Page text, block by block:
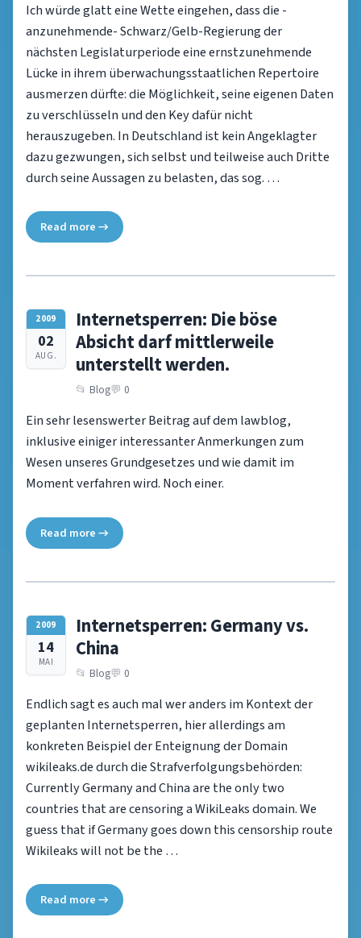
Ich würde glatt eine Wette eingehen, dass die -
anzunehmende- Schwarz/Gelb-Regierung der
nächsten Legislaturperiode eine ernstzunehmende
Lücke in ihrem überwachungsstaatlichen Repertoire
ausmerzen dürfte: die Möglichkeit, seine eigenen Daten
zu verschlüsseln und den Key dafür nicht
herauszugeben. In Deutschland ist kein Angeklagter
dazu gezwungen, sich selbst und teilweise auch Dritte
durch seine Aussagen zu belasten, das sog. …
Read more →
2009
02
AUG.
Internetsperren: Die böse
Absicht darf mittlerweile
unterstellt werden.
Blog 0
Ein sehr lesenswerter Beitrag auf dem lawblog,
inklusive einiger interessanter Anmerkungen zum
Wesen unseres Grundgesetzes und wie damit im
Moment verfahren wird. Noch einer.
Read more →
2009
14
MAI
Internetsperren: Germany vs.
China
Blog 0
Endlich sagt es auch mal wer anders im Kontext der
geplanten Internetsperren, hier allerdings am
konkreten Beispiel der Enteignung der Domain
wikileaks.de durch die Strafverfolgungsbehörden:
Currently Germany and China are the only two
countries that are censoring a WikiLeaks domain. We
guess that if Germany goes down this censorship route
Wikileaks will not be the …
Read more →